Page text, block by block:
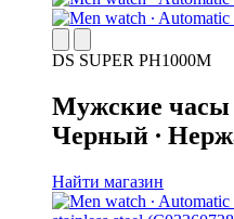
DS SUPER PH1000M
Мужские часы
Черный ∙
Найти магазин